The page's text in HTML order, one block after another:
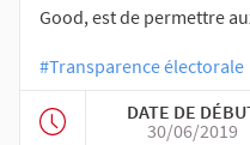
Good, est de permettre
#Transparence électorale
DATE DE
30/06/2019